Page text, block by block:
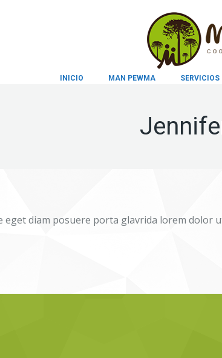
INICIO MAN PEWMA SERVICIOS
diam posuere porta glavrida lorem dolor